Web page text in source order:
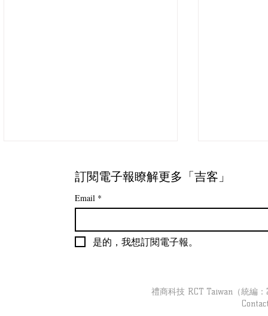
訂閱電子報瞭解更多「吉客」
Email *
是的，我想訂閱電子報。
禮商科技 RCT Taiwan（統編